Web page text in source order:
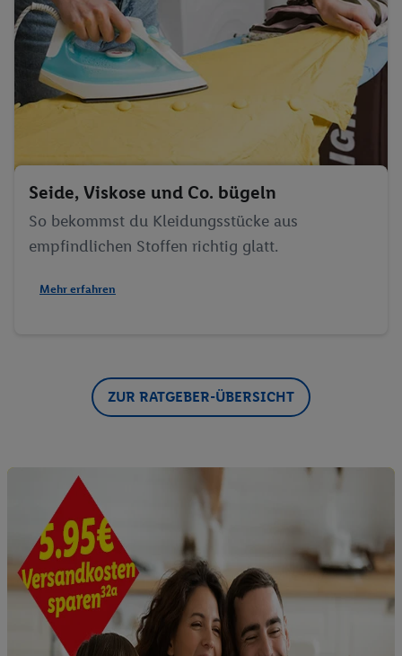
Seide, Viskose und Co. bügeln
So bekommst du Kleidungsstücke aus
empfindlichen Stoffen richtig glatt.
Mehr erfahren
ZUR RATGEBER-ÜBERSICHT